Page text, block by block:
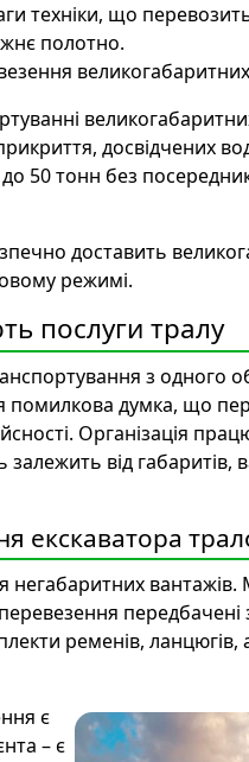
техніки, що
полотно.
досвідчених
50 тонн без
доставить
режимі.
послуги тралу
з
помилкова думка, що
Організація
від
екскаватора
негабаритних
ременів, ланцюгів,
є
– є